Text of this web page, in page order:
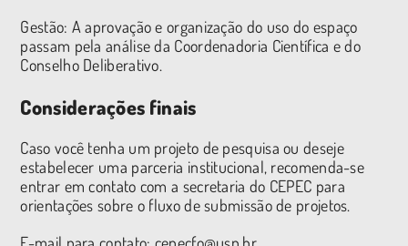
Gestão: A aprovação e organização do uso do espaço
passam pela análise da Coordenadoria Científica e do
Conselho Deliberativo.
Considerações finais
Caso você tenha um projeto de pesquisa ou deseje
estabelecer uma parceria institucional, recomenda-se
entrar em contato com a secretaria do CEPEC para
orientações sobre o fluxo de submissão de projetos.
E-mail para contato: cepecfo@usp.br